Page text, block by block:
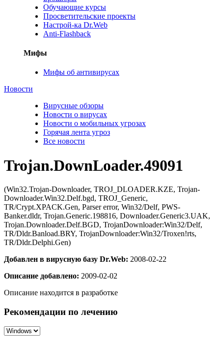
Обучающие курсы
Просветительские проекты
Настрой-ка Dr.Web
Anti-Flashback
Мифы
Мифы об антивирусах
Новости
Вирусные обзоры
Новости о вирусах
Новости о мобильных угрозах
Горячая лента угроз
Все новости
Trojan.DownLoader.49091
(Win32.Trojan-Downloader, TROJ_DLOADER.KZE, Trojan-
Downloader.Win32.Delf.bgd, TROJ_Generic,
TR/Crypt.XPACK.Gen, Parser error, Win32/Delf, PWS-
Banker.dldr, Trojan.Generic.198816, Downloader.Generic3.UAK,
Trojan.Downloader.Delf.BGD, TrojanDownloader:Win32/Delf,
TR/Dldr.Banload.BRY, TrojanDownloader:Win32/Troxen!rts,
TR/Dldr.Delphi.Gen)
Добавлен в вирусную базу Dr.Web: 2008-02-22
Описание добавлено: 2009-02-02
Описание находится в разработке
Рекомендации по лечению